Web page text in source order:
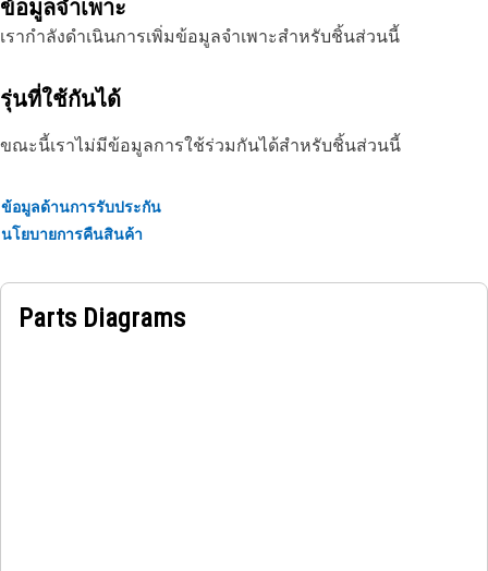
ข้อมูลจำเพาะ
เรากำลังดำเนินการเพิ่มข้อมูลจำเพาะสำหรับชิ้นส่วนนี้
รุ่นที่ใช้กันได้
ขณะนี้เราไม่มีข้อมูลการใช้ร่วมกันได้สำหรับชิ้นส่วนนี้
ข้อมูลด้านการรับประกัน
นโยบายการคืนสินค้า
Parts Diagrams